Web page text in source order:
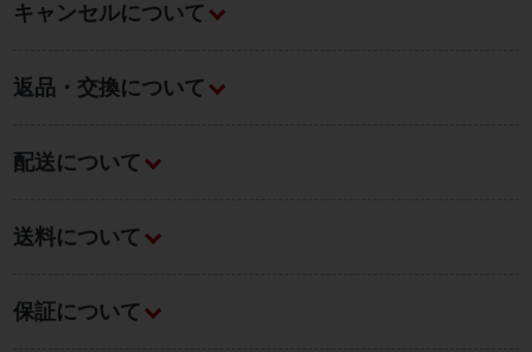
キャンセルについて
返品・交換について
配送について
送料について
保証について